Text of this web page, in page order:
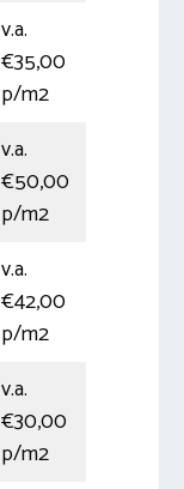
v.a.
€35,00
p/m2
v.a.
€50,00
p/m2
v.a.
€42,00
p/m2
v.a.
€30,00
p/m2